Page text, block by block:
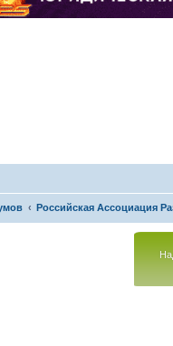
Российская Ассоциация